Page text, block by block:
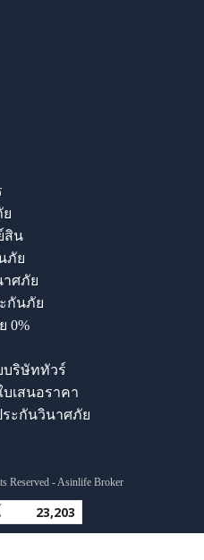
สิน
ภัย
ศภัย
กันภัย
0%
บริษัททัวร์
เสนอราคา
ะกันวินาศภัย
Reserved - Asinlife Broker
23,203